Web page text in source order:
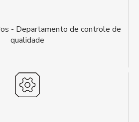
- Departamento de controle de
qualidade